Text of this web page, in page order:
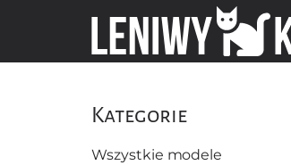
Kategorie
Wszystkie modele